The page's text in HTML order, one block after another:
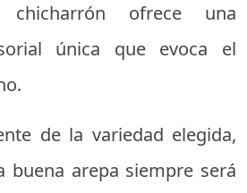
ofrece una
única que evoca el
de la variedad elegida,
buena arepa siempre será